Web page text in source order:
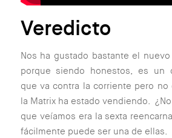
Veredicto
Nos ha gustado bastante el
porque siendo honestos, es un
que va contra la corriente pero
la Matrix ha estado vendiendo.
que veíamos era la sexta
fácilmente puede ser una de ellas.